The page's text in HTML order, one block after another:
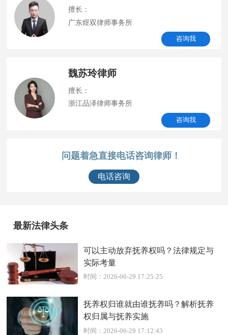
擅长：
广东煜双律师事务所
咨询我
魏苏玲律师
擅长：
浙江品泽律师事务所
咨询我
问题着急直接电话咨询律师！
电话咨询
最新法律头条
可以主动放弃抚养权吗？法律规定与
实际考量
时间：2026-06-29 17:25:25
抚养权归谁就由谁抚养吗？解析抚养
权归属与抚养实施
时间：2026-06-29 17:12:43